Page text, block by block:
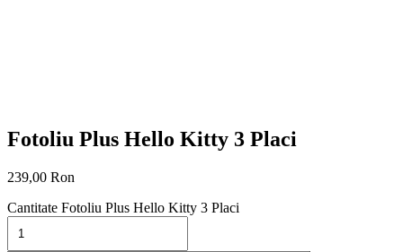
Fotoliu Plus Hello Kitty 3 Placi
239,00 Ron
Cantitate Fotoliu Plus Hello Kitty 3 Placi